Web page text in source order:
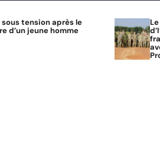
sous tension après le
d’un jeune homme